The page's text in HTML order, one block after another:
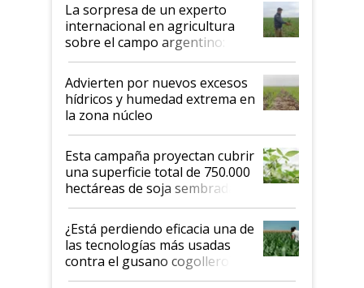
La sorpresa de un experto
internacional en agricultura
sobre el campo argentino:
"Estoy muy impresionado"
Advierten por nuevos excesos
hídricos y humedad extrema en
la zona núcleo
Esta campaña proyectan cubrir
una superficie total de 750.000
hectáreas de soja sembradas
con una nueva generación de
variedades que marcan un
salto tecnológico en genética y
rendimiento
¿Está perdiendo eficacia una de
las tecnologías más usadas
contra el gusano cogollero? El
desafío de una tecnología clave